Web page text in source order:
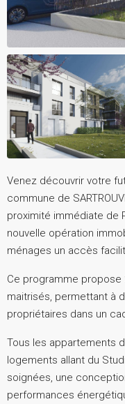
Venez découvrir votre
commune de
proximité immédiate de
nouvelle opération
ménages un accès
Ce programme
maitrisés, permettant à
propriétaires dans un
Tous les appartements
logements allant du
soignées, une
performances